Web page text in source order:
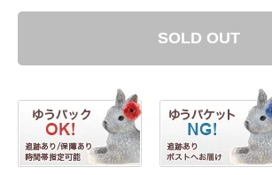
SOLD OUT